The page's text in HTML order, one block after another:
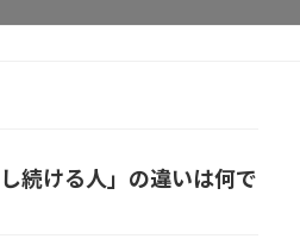
続ける人」の違いは何で